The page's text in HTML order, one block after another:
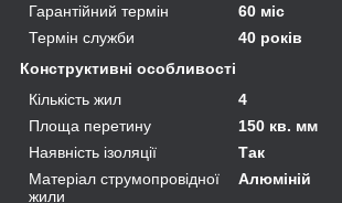
Гарантійний термін
60 міс
Термін служби
40 років
Конструктивні особливості
Кількість жил
4
Площа перетину
150 кв. мм
Наявність ізоляції
Так
Матеріал струмопровідної
жили
Алюміній